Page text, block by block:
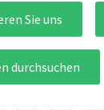
Sie uns
durchsuchen